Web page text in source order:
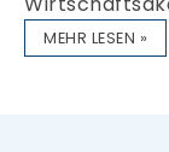
MEHR LESEN »